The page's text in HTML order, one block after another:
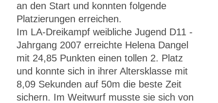
an den Start und konnten folgende
Platzierungen erreichen.
Im LA-Dreikampf weibliche Jugend D11 -
Jahrgang 2007 erreichte Helena Dangel
mit 24,85 Punkten einen tollen 2. Platz
und konnte sich in ihrer Altersklasse mit
8,09 Sekunden auf 50m die beste Zeit
sichern. Im Weitwurf musste sie sich von